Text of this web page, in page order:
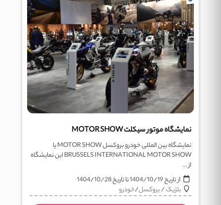
نمایشگاه موتور سیکلت MOTOR SHOW
نمایشگاه بین المللی خودرو بروکسل MOTOR SHOW یا
BRUSSELS INTERNATIONAL MOTOR SHOW این نمایشگاه
از ...
از تاریخ1404/10/19تا تاریخ1404/10/28
بلژیک/بروکسل/خودرو